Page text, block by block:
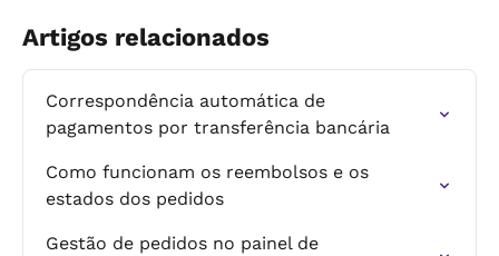
Artigos relacionados
Correspondência automática de
pagamentos por transferência bancária
Como funcionam os reembolsos e os
estados dos pedidos
Gestão de pedidos no painel de